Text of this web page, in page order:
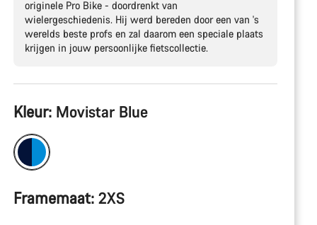
originele Pro Bike - doordrenkt van
wielergeschiedenis. Hij werd bereden door een van 's
werelds beste profs en zal daarom een speciale plaats
krijgen in jouw persoonlijke fietscollectie.
Productconfiguratie
Kleur: Movistar Blue
Framemaat: 2XS